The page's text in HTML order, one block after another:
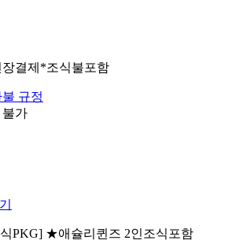
결제*조식불포함
규정
불가
PKG] ★애슐리퀸즈 2인조식포함